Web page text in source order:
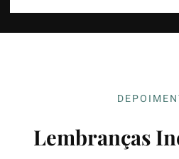
Lembranças